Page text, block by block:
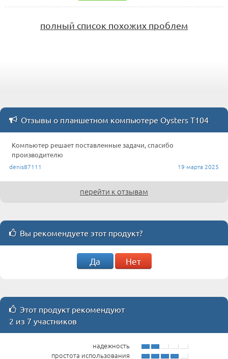
полный список похожих проблем
Отзывы о планшетном компьютере Oysters T104
Компьютер решает поставленные задачи, спасибо
производителю
denis87111 19 марта 2025
перейти к отзывам
Вы рекомендуете этот продукт?
Да Нет
Этот продукт рекомендуют
2 из 7 участников
надежность
простота использования